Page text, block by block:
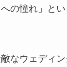
の憧れ」と
なウェディ